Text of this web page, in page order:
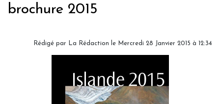
brochure 2015
Rédigé par La Rédaction le Mercredi 28 Janvier 2015 à 12:34